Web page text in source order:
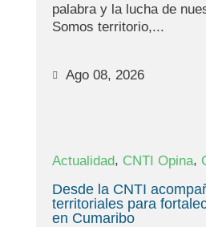
palabra y la lucha de
Somos territorio,...
Ago 08, 2026
Actualidad, CNTI Opina,
Desde la CNTI
territoriales para
en Cumaribo